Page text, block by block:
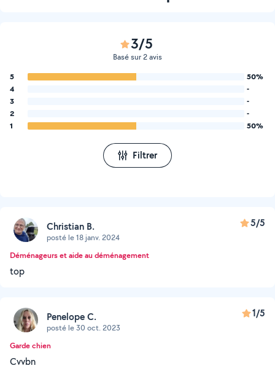
3/5
Basé sur 2 avis
5
50%
4
-
3
-
2
-
1
50%
Filtrer
Christian B.
posté le 18 janv. 2024
5/5
Déménageurs et aide au déménagement
top
Penelope C.
posté le 30 oct. 2023
1/5
Garde chien
Cvvbn